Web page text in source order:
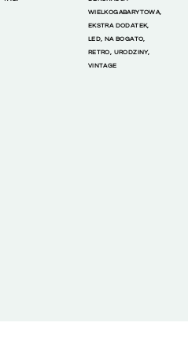
WIELKOGABARYTOWA,
EKSTRA DODATEK,
LED, NA BOGATO,
RETRO, URODZINY,
VINTAGE